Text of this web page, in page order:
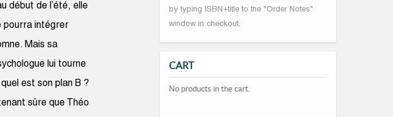
début de l’été, elle
pourra intégrer
Mais sa
lui tourne
est son plan B ?
sûre que Théo
by typing ISBN+title to the "Order Notes"
window in checkout.
CART
No products in the cart.